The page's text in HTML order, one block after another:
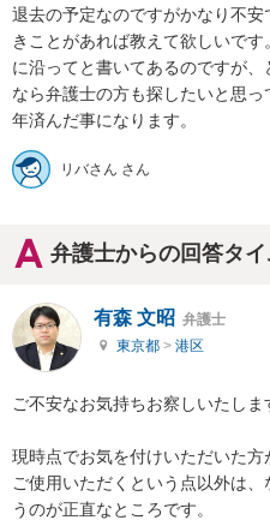
退去の予定なのですがかなり不
きことがあれば教えて欲しいで
に沿ってと書いてあるのですが
なら弁護士の方も探したいと思
年済んだ事になります。
リバさん さん
弁護士からの回答タ
有森 文昭 弁護士
東京都 > 港区
ご不安なお気持ちお察しいたしま
現時点でお気を付けいただいた
ご使用いただくという点以外は
うのが正直なところです。